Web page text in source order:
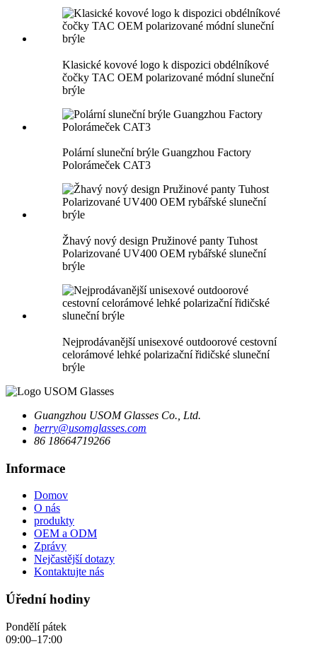
Klasické kovové logo k dispozici obdélníkové
čočky TAC OEM polarizované módní sluneční
brýle
Polární sluneční brýle Guangzhou Factory
Polorámeček CAT3
Žhavý nový design Pružinové panty Tuhost
Polarizované UV400 OEM rybářské sluneční
brýle
Nejprodávanější unisexové outdoorové cestovní
celorámové lehké polarizační řidičské sluneční
brýle
Guangzhou USOM Glasses Co., Ltd.
berry@usomglasses.com
86 18664719266
Informace
Domov
O nás
produkty
OEM a ODM
Zprávy
Nejčastější dotazy
Kontaktujte nás
Úřední hodiny
Pondělí pátek
09:00–17:00